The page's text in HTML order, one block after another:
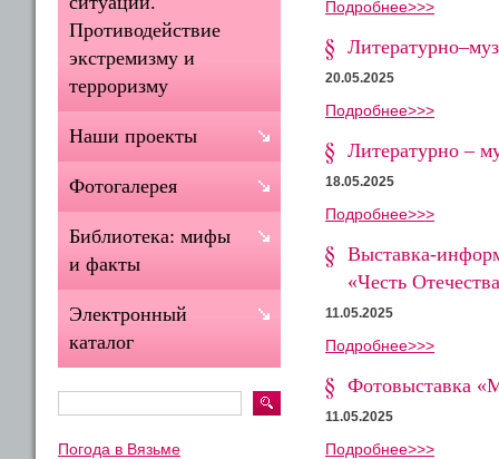
Подробнее>>>
20.05.2025
Подробнее>>>
Литературно –
18.05.2025
Подробнее>>>
Выставка-
«Честь
11.05.2025
Подробнее>>>
Фотовыставка
11.05.2025
Подробнее>>>
Противодействие
экстремизму и
терроризму
Наши проекты
Фотогалерея
Библиотека: мифы
и факты
Электронный
каталог
Погода в Вязьме